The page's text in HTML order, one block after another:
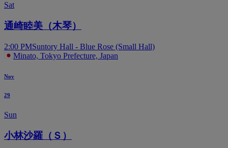
Sat
通崎睦美（木琴）
2:00 PMSuntory Hall - Blue Rose (Small Hall)
Minato, Tokyo Prefecture, Japan
Nov
29
Sun
小林沙羅（Ｓ）